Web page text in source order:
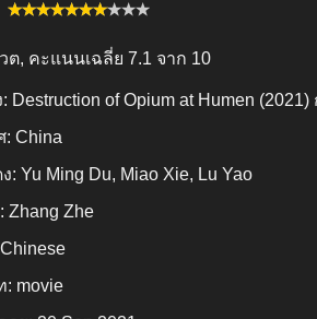
ต, คะแนนเฉลี่ย 7.1 จาก 10
Destruction of Opium at Humen
: China
: Yu Ming Du, Miao Xie, Lu Yao
Zhang Zhe
Chinese
: movie